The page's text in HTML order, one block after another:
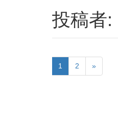
投稿者:
1 2 »